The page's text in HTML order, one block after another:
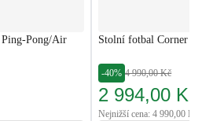
Ping-Pong/Air
Stolní fotbal Corner
-40% 4 990,00 Kč
2 994,00 Kč
Nejnižší cena: 4 990,00 Kč